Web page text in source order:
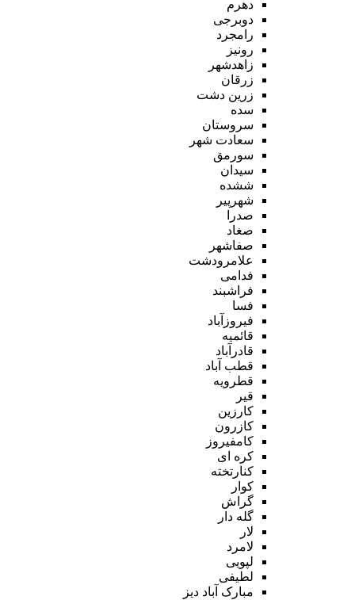
دهرم
دوبرجی
رامجرد
رونیز
زاهدشهر
زرقان
زرین دشت
سده
سروستان
سعادت شهر
سورمق
سیدان
ششده
شهرپیر
صدرا
صغاد
صفاشهر
علامرودشت
فدامی
فراشبند
فسا
فیروزآباد
قائمیه
قادرآباد
قطب آباد
قطرویه
قیر
کارزین
کازرون
کامفیروز
کره ای
کنارتخته
کوار
گراش
گله دار
لار
لامرد
لپویی
لطیفی
مبارک آباد دیز